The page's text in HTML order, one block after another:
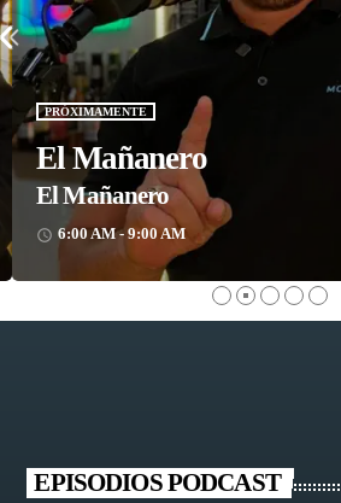
PRÓXIMAMENTE
El Mañanero
El Mañanero
access_time 6:00 AM - 9:00 AM
EPISODIOS PODCAST